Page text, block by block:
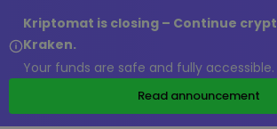
Kriptomat is closing – Continue
Kraken.
Your funds are safe and fully accessible.
Read announcement